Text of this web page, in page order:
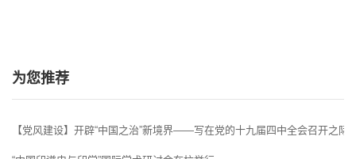
为您推荐
【党风建设】开辟“中国之治”新境界——写在党的十九届四中全会召开之际